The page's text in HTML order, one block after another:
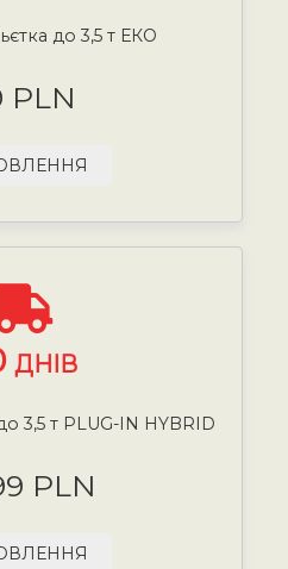
до 3,5 т ЕКО
PLN
ДНІВ
3,5 т PLUG-IN HYBRID
PLN